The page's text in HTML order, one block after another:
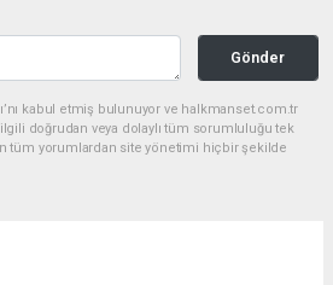
Gönder
kabul etmiş bulunuyor ve halkmanset.com.tr
ilgili doğrudan veya dolaylı tüm sorumluluğu tek
tüm yorumlardan site yönetimi hiçbir şekilde